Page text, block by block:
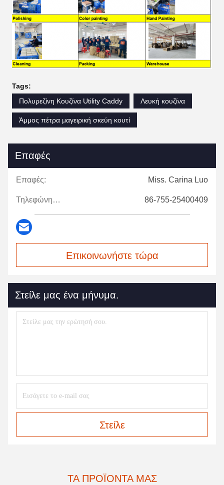
Tags:
Πολυρεζίνη Κουζίνα Utility Caddy
Λευκή κουζίνα
Άμμος πέτρα μαγειρική σκεύη κουτί
Επαφές
Επαφές: Miss. Carina Luo
Τηλεφώνημα: 86-755-25400409
Επικοινωνήστε τώρα
Στείλε μας ένα μήνυμα.
Στείλε
ΤΑ ΠΡΟΪΌΝΤΑ ΜΑΣ